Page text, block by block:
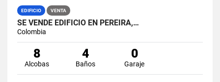
EDIFICIO VENTA
SE VENDE EDIFICIO EN PEREIRA,…
Colombia
8
Alcobas
4
Baños
0
Garaje